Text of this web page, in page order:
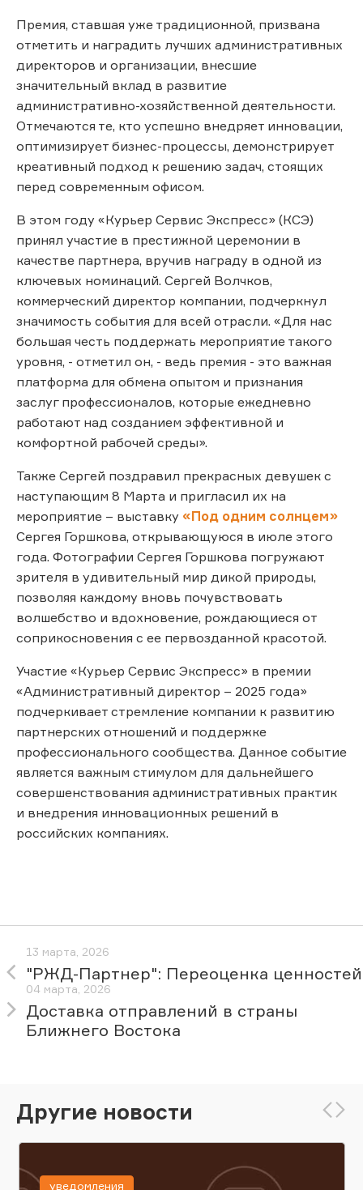
Премия, ставшая уже традиционной, призвана
отметить и наградить лучших административных
директоров и организации, внесшие
значительный вклад в развитие
административно-хозяйственной деятельности.
Отмечаются те, кто успешно внедряет инновации,
оптимизирует бизнес-процессы, демонстрирует
креативный подход к решению задач, стоящих
перед современным офисом.
В этом году «Курьер Сервис Экспресс» (КСЭ)
принял участие в престижной церемонии в
качестве партнера, вручив награду в одной из
ключевых номинаций. Сергей Волчков,
коммерческий директор компании, подчеркнул
значимость события для всей отрасли. «Для нас
большая честь поддержать мероприятие такого
уровня, - отметил он, - ведь премия - это важная
платформа для обмена опытом и признания
заслуг профессионалов, которые ежедневно
работают над созданием эффективной и
комфортной рабочей среды».
Также Сергей поздравил прекрасных девушек с
наступающим 8 Марта и пригласил их на
мероприятие – выставку «Под одним солнцем»
Сергея Горшкова, открывающуюся в июле этого
года. Фотографии Сергея Горшкова погружают
зрителя в удивительный мир дикой природы,
позволяя каждому вновь почувствовать
волшебство и вдохновение, рождающиеся от
соприкосновения с ее первозданной красотой.
Участие «Курьер Сервис Экспресс» в премии
«Административный директор – 2025 года»
подчеркивает стремление компании к развитию
партнерских отношений и поддержке
профессионального сообщества. Данное событие
является важным стимулом для дальнейшего
совершенствования административных практик
и внедрения инновационных решений в
российских компаниях.
13 марта, 2026
"РЖД-Партнер": Переоценка ценностей
04 марта, 2026
Доставка отправлений в страны
Ближнего Востока
Другие новости
уведомления